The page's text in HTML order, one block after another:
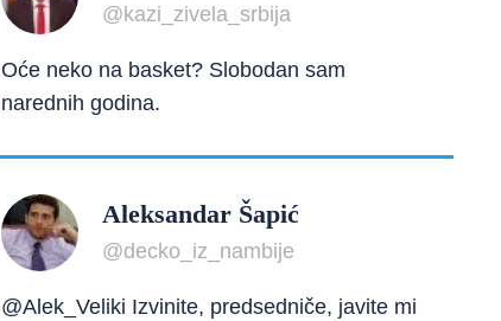
@kazi_zivela_srbija
Oće neko na basket? Slobodan sam
narednih godina.
Aleksandar Šapić
@decko_iz_nambije
@Alek_Veliki Izvinite, predsedniče, javite mi